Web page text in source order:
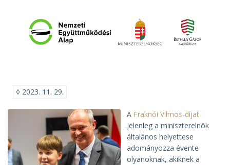
◊ 2023. 11. 29.
A Fraknói Vilmos-díjat
jelenleg a miniszterelnök
általános helyettese
adományozza évente
olyanoknak, akiknek a